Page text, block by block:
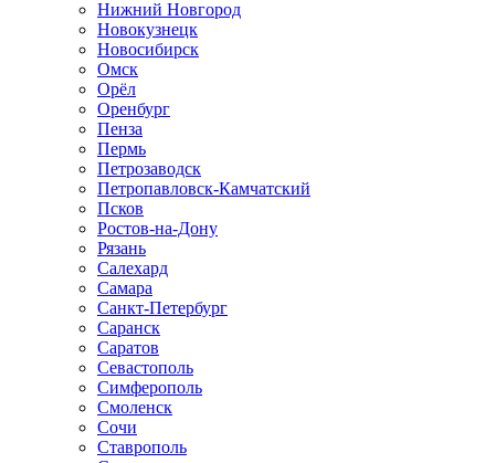
Нижний Новгород
Новокузнецк
Новосибирск
Омск
Орёл
Оренбург
Пенза
Пермь
Петрозаводск
Петропавловск-Камчатский
Псков
Ростов-на-Дону
Рязань
Салехард
Самара
Санкт-Петербург
Саранск
Саратов
Севастополь
Симферополь
Смоленск
Сочи
Ставрополь